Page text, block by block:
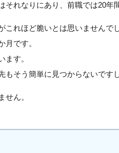
それなりにあり、前職では20年
これほど脆いとは思いませんでし
月です。
ます。
もそう簡単に見つからないです
せん。